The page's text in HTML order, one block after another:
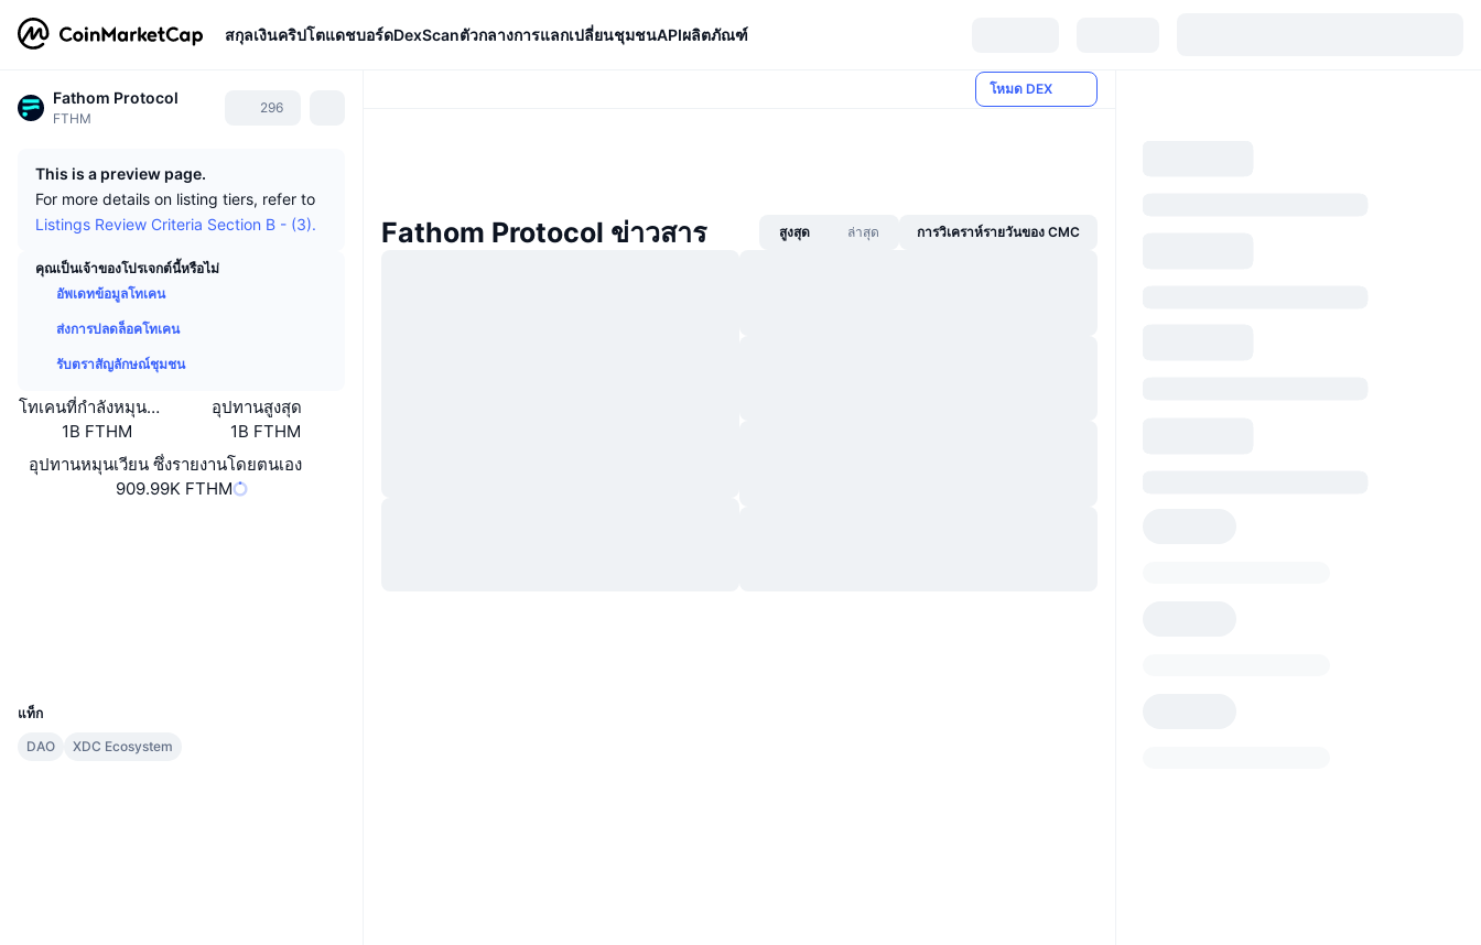
สกุลเงินคริปโตแดชบอร์ดDexScanตัวกลางการแลกเปลี่ยนชุมชนAPIผลิตภัณฑ์
Fathom Protocol
FTHM
296
This is a preview page.
For more details on listing tiers, refer to
Listings Review Criteria Section B - (3).
คุณเป็นเจ้าของโปรเจกต์นี้หรือไม่
อัพเดทข้อมูลโทเคน
ส่งการปลดล็อคโทเคน
รับตราสัญลักษณ์ชุมชน
โทเคนที่กำลังหมุนเวียนหรือถูกล็อค
1B FTHM
อุปทานสูงสุด
1B FTHM
อุปทานหมุนเวียน ซึ่งรายงานโดยตนเอง
909.99K FTHM
แท็ก
DAO
XDC Ecosystem
โหมด DEX
Fathom Protocol ข่าวสาร สูงสุด ล่าสุด การวิเคราห์รายวันของ CMC